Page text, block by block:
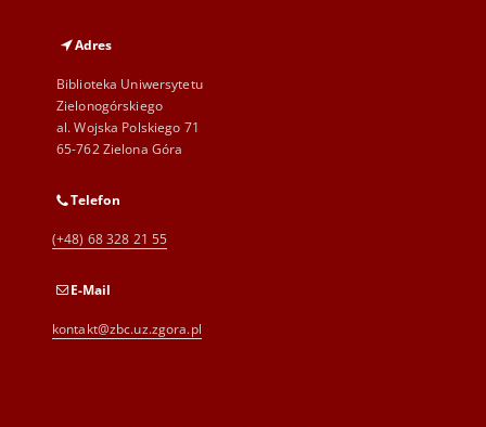
Adres
Biblioteka Uniwersytetu
Zielonogórskiego
al. Wojska Polskiego 71
65-762 Zielona Góra
Telefon
(+48) 68 328 21 55
E-Mail
kontakt@zbc.uz.zgora.pl